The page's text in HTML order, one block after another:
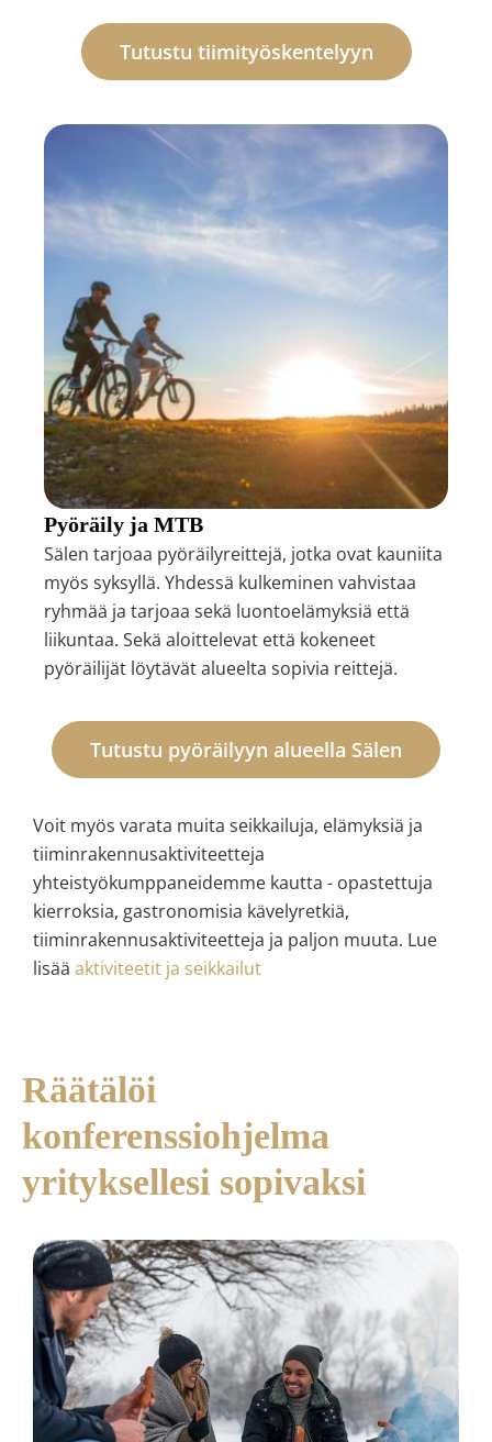
Tutustu tiimityöskentelyyn
Pyöräily ja MTB
Sälen tarjoaa pyöräilyreittejä, jotka ovat kauniita
myös syksyllä. Yhdessä kulkeminen vahvistaa
ryhmää ja tarjoaa sekä luontoelämyksiä että
liikuntaa. Sekä aloittelevat että kokeneet
pyöräilijät löytävät alueelta sopivia reittejä.
Tutustu pyöräilyyn alueella Sälen
Voit myös varata muita seikkailuja, elämyksiä ja
tiiminrakennusaktiviteetteja
yhteistyökumppaneidemme kautta - opastettuja
kierroksia, gastronomisia kävelyretkiä,
tiiminrakennusaktiviteetteja ja paljon muuta. Lue
lisää aktiviteetit ja seikkailut
Räätälöi
konferenssiohjelma
yrityksellesi sopivaksi